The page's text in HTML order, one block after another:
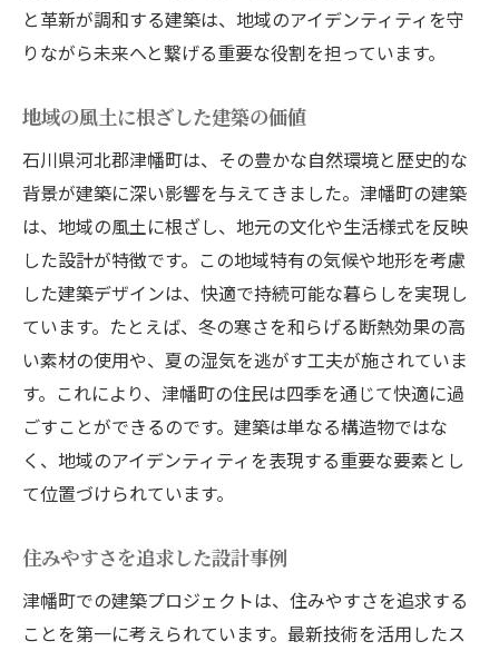
と革新が調和する建築は、地域のアイデンティティを守
りながら未来へと繋げる重要な役割を担っています。
地域の風土に根ざした建築の価値
石川県河北郡津幡町は、その豊かな自然環境と歴史的な
背景が建築に深い影響を与えてきました。津幡町の建築
は、地域の風土に根ざし、地元の文化や生活様式を反映
した設計が特徴です。この地域特有の気候や地形を考慮
した建築デザインは、快適で持続可能な暮らしを実現し
ています。たとえば、冬の寒さを和らげる断熱効果の高
い素材の使用や、夏の湿気を逃がす工夫が施されていま
す。これにより、津幡町の住民は四季を通じて快適に過
ごすことができるのです。建築は単なる構造物ではな
く、地域のアイデンティティを表現する重要な要素とし
て位置づけられています。
住みやすさを追求した設計事例
津幡町での建築プロジェクトは、住みやすさを追求する
ことを第一に考えられています。最新技術を活用したス